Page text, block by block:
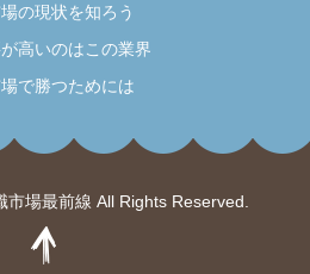
の現状を知ろう
高いのはこの業界
で勝つためには
場最前線 All Rights Reserved.